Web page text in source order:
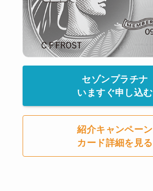
セゾンプラチナ
いますぐ申し込む
紹介キャンペーン
カード詳細を見る